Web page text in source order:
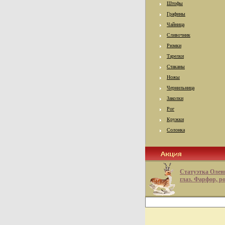
Штофы
Графины
Чайница
Сливочник
Рюмки
Тарелки
Стаканы
Ножы
Чернильница
Заколки
Рог
Кружки
Солонка
Статуэтка
глаз. Фарфор,